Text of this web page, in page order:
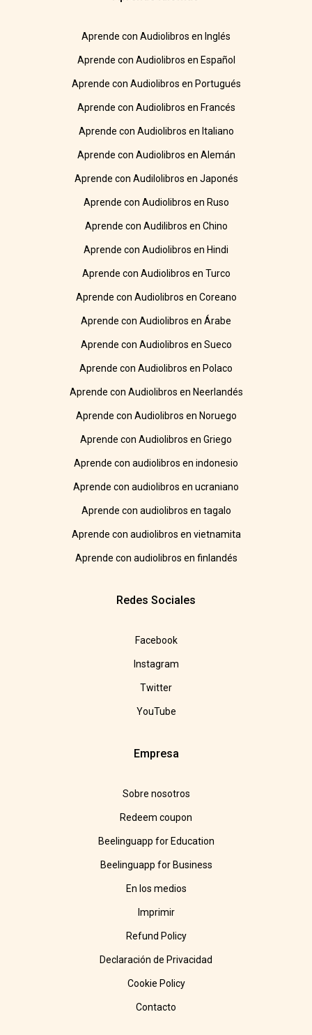
Aprende con Audiolibros en Inglés
Aprende con Audiolibros en Español
Aprende con Audiolibros en Portugués
Aprende con Audiolibros en Francés
Aprende con Audiolibros en Italiano
Aprende con Audiolibros en Alemán
Aprende con Audilolibros en Japonés
Aprende con Audiolibros en Ruso
Aprende con Audilibros en Chino
Aprende con Audiolibros en Hindi
Aprende con Audiolibros en Turco
Aprende con Audiolibros en Coreano
Aprende con Audiolibros en Árabe
Aprende con Audiolibros en Sueco
Aprende con Audiolibros en Polaco
Aprende con Audiolibros en Neerlandés
Aprende con Audiolibros en Noruego
Aprende con Audiolibros en Griego
Aprende con audiolibros en indonesio
Aprende con audiolibros en ucraniano
Aprende con audiolibros en tagalo
Aprende con audiolibros en vietnamita
Aprende con audiolibros en finlandés
Redes Sociales
Facebook
Instagram
Twitter
YouTube
Empresa
Sobre nosotros
Redeem coupon
Beelinguapp for Education
Beelinguapp for Business
En los medios
Imprimir
Refund Policy
Declaración de Privacidad
Cookie Policy
Contacto